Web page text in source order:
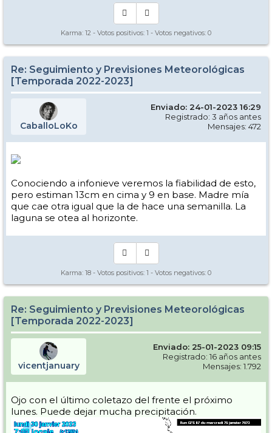
Karma: 12 - Votos positivos: 1 - Votos negativos: 0
Re: Seguimiento y Previsiones Meteorológicas
[Temporada 2022-2023]
CaballoLoKo
Enviado: 24-01-2023 16:29
Registrado: 3 años antes
Mensajes: 472
Conociendo a infonieve veremos la fiabilidad de esto,
pero estiman 13cm en cima y 9 en base. Madre mía
que cae otra igual que la de hace una semanilla. La
laguna se otea al horizonte.
Karma: 18 - Votos positivos: 1 - Votos negativos: 0
Re: Seguimiento y Previsiones Meteorológicas
[Temporada 2022-2023]
vicentjanuary
Enviado: 25-01-2023 09:15
Registrado: 16 años antes
Mensajes: 1.792
Ojo con el último coletazo del frente el próximo
lunes. Puede dejar mucha precipitación.